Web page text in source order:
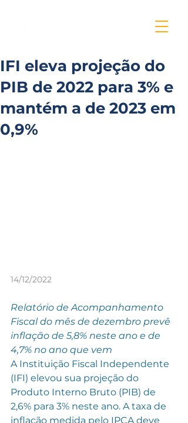
IFI eleva projeção do
PIB de 2022 para 3% e
mantém a de 2023 em
0,9%
14/12/2022
Relatório de Acompanhamento
Fiscal do mês de dezembro prevê
inflação de 5,8% neste ano e de
4,7% no ano que vem
A Instituição Fiscal Independente
(IFI) elevou sua projeção do
Produto Interno Bruto (PIB) de
2,6% para 3% neste ano. A taxa de
inflação medida pelo IPCA deve